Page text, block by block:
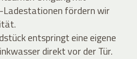
Ladestationen fördern wir
entspringt eine eigene
direkt vor der Tür.